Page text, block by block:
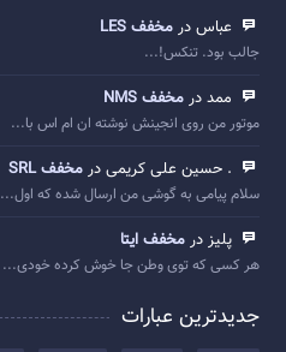
عباس در مخفف LES
جالب بود. تنکس!...
ممد در مخفف NMS
موتور من روی انجینش نوشته ان ام اس با...
. حسین علی کریمی در مخفف SRL
سلام پیامی به گوشی من ارسال شده که اول...
پلیز در مخفف ایتا
هر کسی که توی وطن جا خوش کرده خودی...
جدیدترین عبارات